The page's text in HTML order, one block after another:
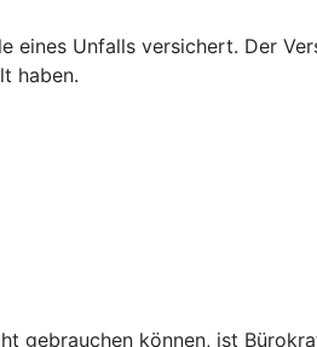
Unfalls versichert. Der
haben.
gebrauchen können, ist